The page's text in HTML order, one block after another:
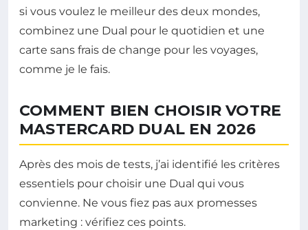
si vous voulez le meilleur des deux mondes,
combinez une Dual pour le quotidien et une
carte sans frais de change pour les voyages,
comme je le fais.
COMMENT BIEN CHOISIR VOTRE
MASTERCARD DUAL EN 2026
Après des mois de tests, j’ai identifié les critères
essentiels pour choisir une Dual qui vous
convienne. Ne vous fiez pas aux promesses
marketing : vérifiez ces points.